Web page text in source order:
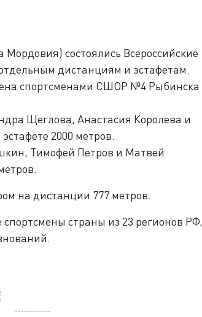
состоялись Всероссийские
дистанциям и эстафетам.
спортсменами СШОР №4 Рыбинска
Щеглова, Анастасия Королева и
2000 метров.
Тимофей Петров и Матвей
на дистанции 777 метров.
страны из 23 регионов РФ,